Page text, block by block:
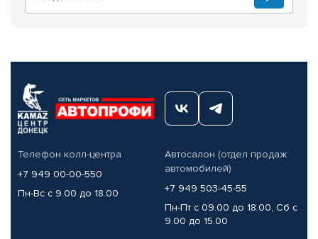
Телефон колл-центра
+7 949 00-00-550
Пн-Вс с 9.00 до 18.00
Автосалон (отдел продаж
автомобилей)
+7 949 503-45-55
Пн-Пт с 09.00 до 18.00, Сб с
9.00 до 15.00